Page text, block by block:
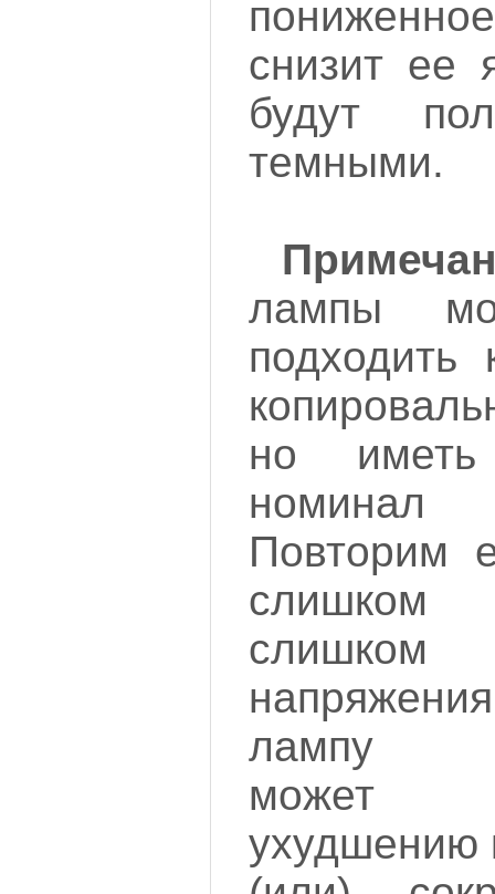
снизит ее
будут
темными.
лампы
подходить
но иметь
номинал
Повторим
слишком
лампу
может
ухудшению